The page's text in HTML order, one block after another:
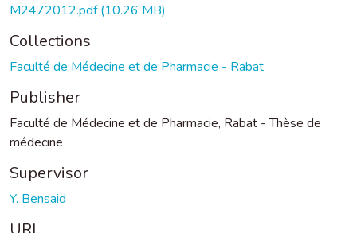
M2472012.pdf(10.26 MB)
Collections
Faculté de Médecine et de Pharmacie - Rabat
Publisher
Faculté de Médecine et de Pharmacie, Rabat - Thèse de
médecine
Supervisor
Y. Bensaid